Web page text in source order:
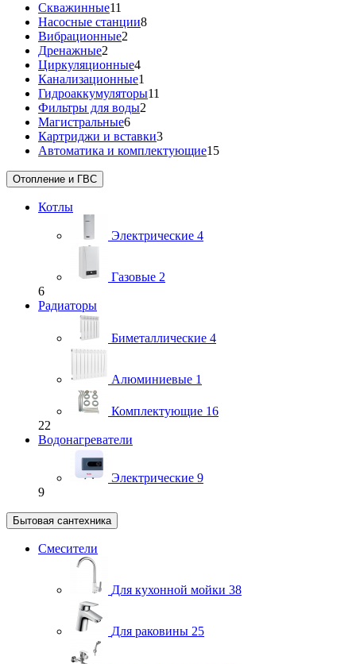
Скважинные11
Насосные станции8
Вибрационные2
Дренажные2
Циркуляционные4
Канализационные1
Гидроаккумуляторы11
Фильтры для воды2
Магистральные6
Картриджи и вставки3
Автоматика и комплектующие15
Отопление и ГВС
Котлы
Электрические 4
Газовые 2
6
Радиаторы
Биметаллические 4
Алюминиевые 1
Комплектующие 16
22
Водонагреватели
Электрические 9
9
Бытовая сантехника
Смесители
Для кухонной мойки 38
Для раковины 25